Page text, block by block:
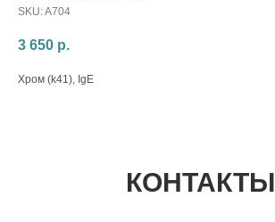
SKU:A704
3 650 р.
Хром (k41), IgE
КОНТАКТЫ